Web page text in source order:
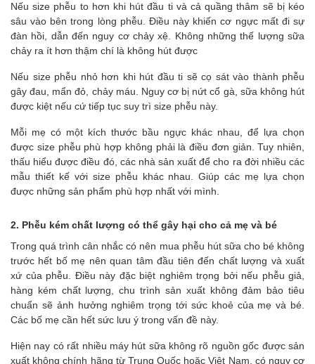
Nếu size phễu to hơn khi hút đầu ti và cả quầng thâm sẽ bị kéo
sâu vào bên trong lòng phễu. Điều này khiến cơ ngực mất đi sự
đàn hồi, dẫn đến nguy cơ chảy xệ. Không những thế lượng sữa
chảy ra ít hơn thậm chí là không hút được
Nếu size phễu nhỏ hơn khi hút đầu ti sẽ cọ sát vào thành phễu
gây đau, mẩn đỏ, chảy máu. Nguy cơ bị nứt cổ gà, sữa không hút
được kiệt nếu cứ tiếp tục suy trì size phễu này.
Mỗi mẹ có một kích thước bầu ngực khác nhau, để lựa chọn
được size phễu phù hợp không phải là điều đơn giản. Tuy nhiên,
thấu hiểu được điều đó, các nhà sản xuất để cho ra đời nhiều các
mẫu thiết kế với size phễu khác nhau. Giúp các mẹ lựa chọn
được những sản phẩm phù hợp nhất với mình.
2. Phễu kém chất lượng có thể gây hại cho cả mẹ và bé
Trong quá trình cân nhắc có nên mua phễu hút sữa cho bé không
trước hết bố mẹ nên quan tâm đầu tiên đến chất lượng và xuất
xứ của phễu. Điều này đặc biệt nghiêm trọng bởi nếu phễu giả,
hàng kém chất lượng, chu trình sản xuất không đảm bảo tiêu
chuẩn sẽ ảnh hưởng nghiêm trọng tới sức khoẻ của mẹ và bé.
Các bố mẹ cần hết sức lưu ý trong vấn đề này.
Hiện nay có rất nhiều máy hút sữa không rõ nguồn gốc được sản
xuất không chính hãng từ Trung Quốc hoặc Việt Nam, có nguy cơ